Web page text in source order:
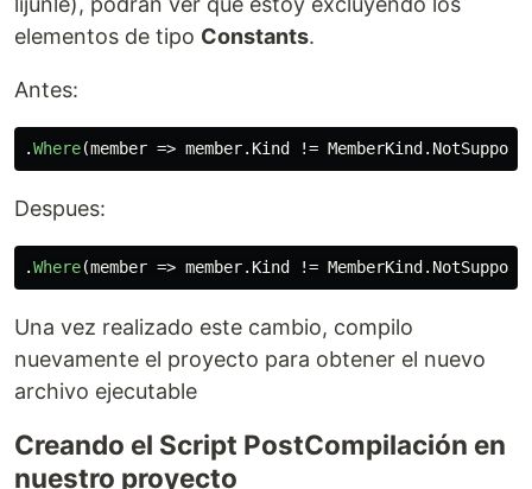
elementos de tipo Constants.
Antes:
.Where(member => member. Kind != MemberKind .
Despues:
.Where(member => member. Kind != MemberKind .
Una vez realizado este cambio, compilo
nuevamente el proyecto para obtener el nuevo
archivo ejecutable
Creando el Script PostCompilación en
nuestro proyecto